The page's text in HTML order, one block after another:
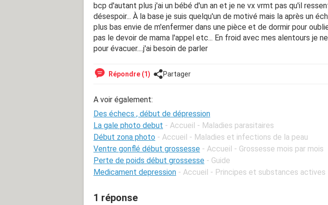
bcp d'autant plus j'ai un bébé d'un an et je ne vx vrmt pas qu'il
désespoir... À la base je suis quelqu'un de motivé mais la après un
plus bas envie de m'enfermer dans une pièce et de dormir pour
pas le devoir de mama l'appel etc... En froid avec mes alentours je
pour évacuer....j'ai besoin de parler
Répondre (1) Partager
A voir également:
Des échecs , début de dépression
La gale photo debut - Accueil - Maladies parasitaires
Début zona photo - Accueil - Maladies et infections de la peau
Ventre gonflé début grossesse - Accueil - Grossesse mois par mois
Perte de poids début grossesse - Guide
Medicament depression - Accueil - Principes et substances actives
1 réponse